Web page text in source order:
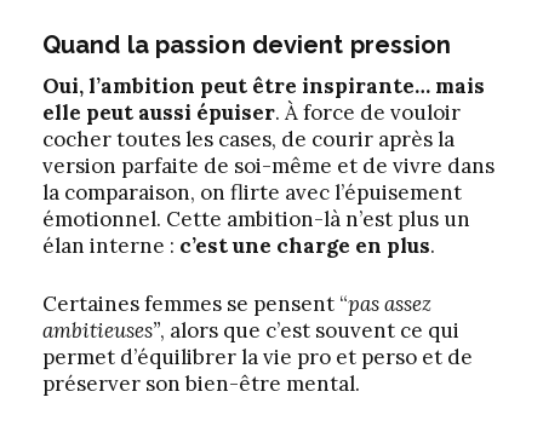
Quand la passion devient pression
Oui, l’ambition peut être inspirante… mais
elle peut aussi épuiser. À force de vouloir
cocher toutes les cases, de courir après la
version parfaite de soi-même et de vivre dans
la comparaison, on flirte avec l’épuisement
émotionnel. Cette ambition-là n’est plus un
élan interne : c’est une charge en plus.
Certaines femmes se pensent “pas assez
ambitieuses”, alors que c’est souvent ce qui
permet d’équilibrer la vie pro et perso et de
préserver son bien-être mental.